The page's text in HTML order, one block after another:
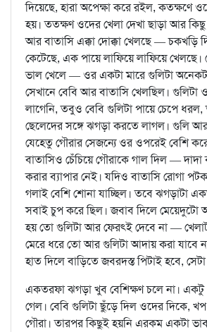
দিয়েছে, হারা অপেক্ষা করে রইল, কতক্ষণে
হয়। ততক্ষণ ওদের খেলা দেখা ছাড়া আর কিছু
আর বাতাসি এক্কা দোক্কা খেলছে — চকখড়ি
কেটেছে, এক পায়ে লাফিয়ে লাফিয়ে খেলছে।
ভাল খেলে — ওর একটা মারে গুলিটা
সেখানে বেবি আর বাতাসি খেলছিল। গুলিটা
লাগেনি, তবুও বেবি গুলিটা পায়ে চেপে ধরল,
ছেলেদের সঙ্গে ঝগড়া করতে লাগল। গুলি
যেহেতু গৌরার সেজন্যে ওর ওপরেই বেশি
বাতাসিও চেঁচিয়ে গৌরাকে গাল দিল —
করার ব্যাপার নেই। যদিও বাতাসি রোগা
গলাই বেশি শোনা যাচ্ছিল। তবে ঝগড়াটা
সবাই চুপ করে ছিল। জবাব দিলে মেয়েদুটো
হয় তো গুলিটা আর ফেরৎই দেবে না —
মেরে ধরে তো আর গুলিটা আদায় করা যাবে
হাত দিলে বাড়িতে জবরদস্ত পিটাই হবে,
একতরফা ঝগড়া খুব বেশিক্ষণ চলে না। একটু
গেল। বেবি গুলিটা ছুঁড়ে দিল ওদের দিকে,
গৌরা। তারপর কিছুই হয়নি এরকম একটা